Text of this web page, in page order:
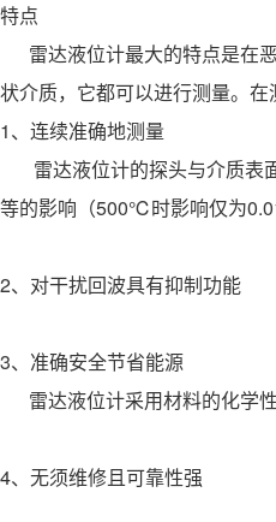
特点
雷达液位计最大的特点是在
状介质，它都可以进行测量。在
1、连续准确地测量
雷达液位计的探头与介质表
等的影响（500℃时影响仅为
2、对干扰回波具有抑制功能
3、准确安全节省能源
雷达液位计采用材料的化学
4、无须维修且可靠性强